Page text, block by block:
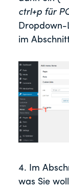
ctrl+p für
Dropdown-
im
4. Im
was Sie